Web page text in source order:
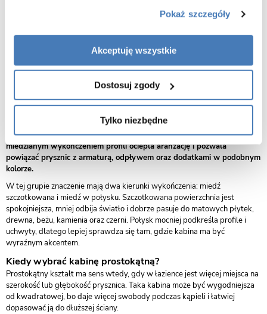
Pokaż szczegóły
Akceptuję wszystkie
Dostosuj zgody
Tylko niezbędne
Miedziane kabiny prostokątne
Miedziane kabiny prostokątne
model kwadratowy, dlatego dobrze sprawdza się w łazienkach, gdzie
można wykorzystać dłuższą ścianę lub szerszą wnękę. Wersja z
miedzianym wykończeniem profili ociepla aranżację i pozwala
powiązać prysznic z armaturą, odpływem oraz dodatkami w podobnym
kolorze.
W tej grupie znaczenie mają dwa kierunki wykończenia: miedź
szczotkowana i miedź w połysku. Szczotkowana powierzchnia jest
spokojniejsza, mniej odbija światło i dobrze pasuje do matowych płytek,
drewna, beżu, kamienia oraz czerni. Połysk mocniej podkreśla profile i
uchwyty, dlatego lepiej sprawdza się tam, gdzie kabina ma być
wyraźnym akcentem.
Kiedy wybrać kabinę prostokątną?
Prostokątny kształt ma sens wtedy, gdy w łazience jest więcej miejsca na
szerokość lub głębokość prysznica. Taka kabina może być wygodniejsza
od kwadratowej, bo daje więcej swobody podczas kąpieli i łatwiej
dopasować ją do dłuższej ściany.